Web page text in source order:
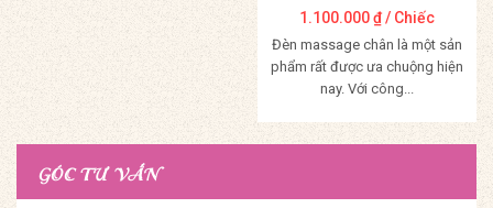
1.100.000₫/ Chiếc
Đèn massage chân là một sản
phẩm rất được ưa chuộng hiện
nay. Với công...
Mua Hàng
GÓC TƯ VẤN